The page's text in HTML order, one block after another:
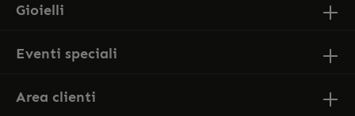
Gioielli
Eventi speciali
Area clienti